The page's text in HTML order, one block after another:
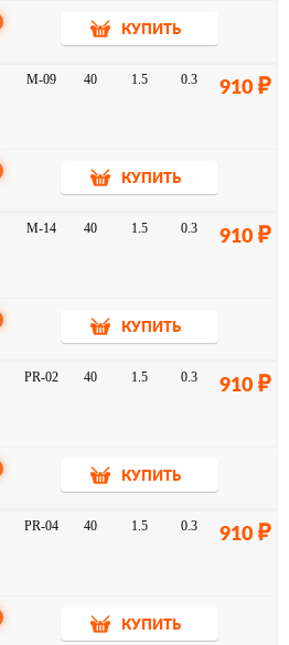
КУПИТЬ
M-09 40 1.5 0.3 910
КУПИТЬ
M-14 40 1.5 0.3 910
КУПИТЬ
PR-02 40 1.5 0.3 910
КУПИТЬ
PR-04 40 1.5 0.3 910
КУПИТЬ